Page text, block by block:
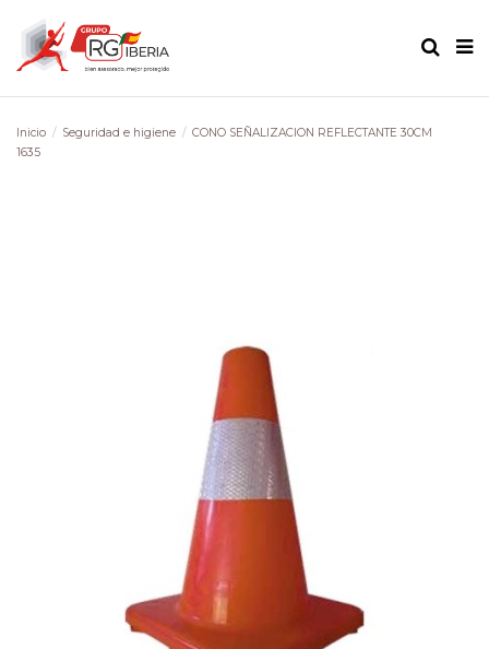
Inicio Seguridad e higiene
CONO SEÑALIZACION REFLECTANTE 30CM
1635